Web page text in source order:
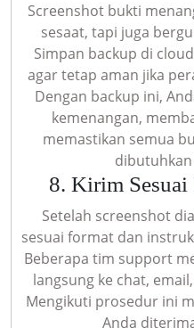
Screenshot bukti
sesaat, tapi juga
Simpan backup di
agar tetap aman jika
Dengan backup ini,
kemenangan,
memastikan semua
8. Kirim
Setelah screenshot
sesuai format dan
Beberapa tim support
langsung ke chat,
Mengikuti prosedur ini
Anda